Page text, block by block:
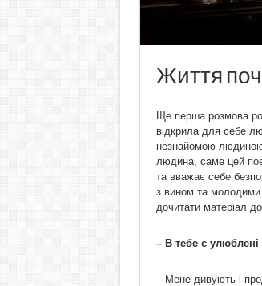
Життя
Ще перша розмова
відкрила для себе
незнайомою
людина, саме цей
та вважає себе
з вином та молодими
дочитати матеріал до
– В тебе є улюблені
– Мене дивують і